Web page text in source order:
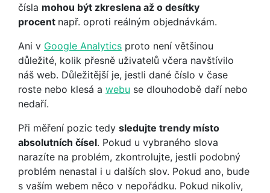
čísla mohou být zkreslena až o desítky
procent např. oproti reálným objednávkám.
Ani v Google Analytics proto není většinou
důležité, kolik přesně uživatelů včera navštívilo
náš web. Důležitější je, jestli dané číslo v čase
roste nebo klesá a webu se dlouhodobě daří nebo
nedaří.
Při měření pozic tedy sledujte trendy místo
absolutních čísel. Pokud u vybraného slova
narazíte na problém, zkontrolujte, jestli podobný
problém nenastal i u dalších slov. Pokud ano, bude
s vaším webem něco v nepořádku. Pokud nikoliv,